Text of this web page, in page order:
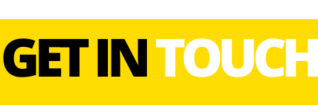
GET INTOUCH